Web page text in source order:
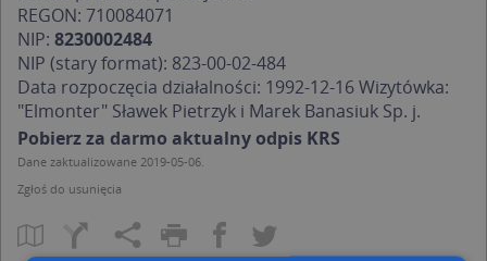
REGON: 710084071
NIP: 8230002484
NIP (stary format): 823-00-02-484
Data rozpoczęcia działalności: 1992-12-16 Wizytówka:
"Elmonter" Sławek Pietrzyk i Marek Banasiuk Sp. j.
Pobierz za darmo aktualny odpis KRS
Dane zaktualizowane 2019-05-06.
Zgłoś do usunięcia